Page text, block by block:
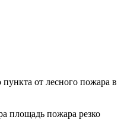
от лесного пожара в
площадь пожара резко